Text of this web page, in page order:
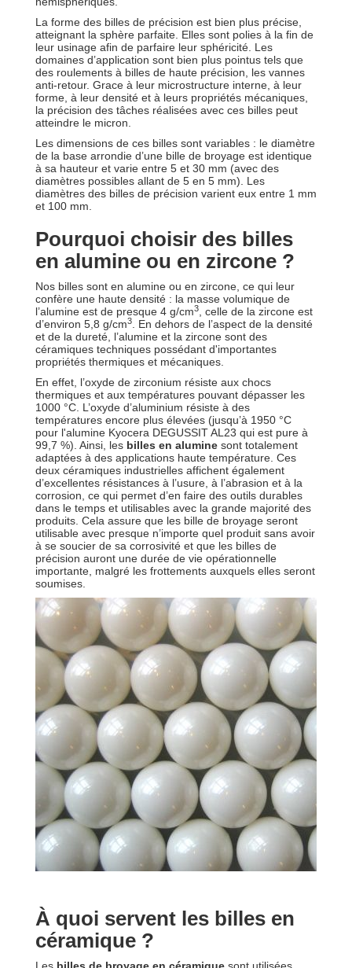
La forme des billes de précision est bien plus précise,
atteignant la sphère parfaite. Elles sont polies à la fin de
leur usinage afin de parfaire leur sphéricité. Les
domaines d’application sont bien plus pointus tels que
des roulements à billes de haute précision, les vannes
anti-retour. Grace à leur microstructure interne, à leur
forme, à leur densité et à leurs propriétés mécaniques,
la précision des tâches réalisées avec ces billes peut
atteindre le micron.
Les dimensions de ces billes sont variables : le diamètre
de la base arrondie d’une bille de broyage est identique
à sa hauteur et varie entre 5 et 30 mm (avec des
diamètres possibles allant de 5 en 5 mm). Les
diamètres des billes de précision varient eux entre 1 mm
et 100 mm.
Pourquoi choisir des billes
en alumine ou en zircone ?
Nos billes sont en alumine ou en zircone, ce qui leur
confère une haute densité : la masse volumique de
l’alumine est de presque 4 g/cm3
, celle de la zircone est
d’environ 5,8 g/cm3
. En dehors de l’aspect de la densité
et de la dureté, l’alumine et la zircone sont des
céramiques techniques possédant d'importantes
propriétés thermiques et mécaniques.
En effet, l’oxyde de zirconium résiste aux chocs
thermiques et aux températures pouvant dépasser les
1000 °C. L’oxyde d’aluminium résiste à des
températures encore plus élevées (jusqu’à 1950 °C
pour l'alumine Kyocera DEGUSSIT AL23 qui est pure à
99,7 %). Ainsi, les billes en alumine sont totalement
adaptées à des applications haute température. Ces
deux céramiques industrielles affichent également
d’excellentes résistances à l’usure, à l’abrasion et à la
corrosion, ce qui permet d’en faire des outils durables
dans le temps et utilisables avec la grande majorité des
produits. Cela assure que les bille de broyage seront
utilisable avec presque n’importe quel produit sans avoir
à se soucier de sa corrosivité et que les billes de
précision auront une durée de vie opérationnelle
importante, malgré les frottements auxquels elles seront
soumises.
À quoi servent les billes en
céramique ?